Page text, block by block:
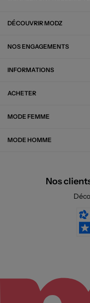
DÉCOUVRIR MODZ
NOS ENGAGEMENTS
INFORMATIONS
ACHETER
MODE FEMME
MODE HOMME
Nos